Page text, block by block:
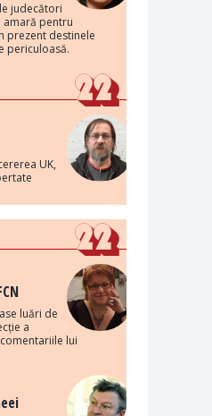
judecători
amară pentru
prezent destinele
periculoasă.
UK,
luări de
a
lui